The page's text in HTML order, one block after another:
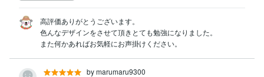
高評価ありがとうございます。
色んなデザインをさせて頂きとても勉強になりました。
また何かあればお気軽にお声掛けください。
by marumaru9300